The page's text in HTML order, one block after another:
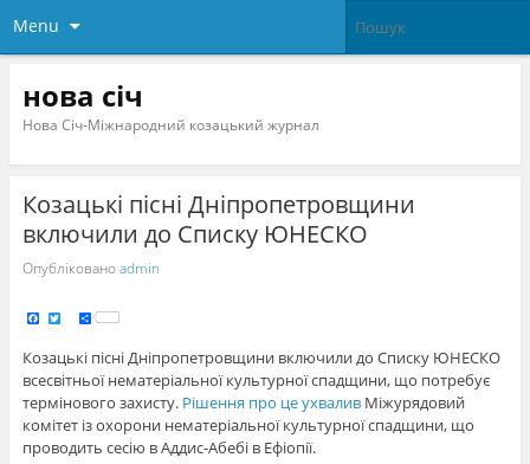
Menu
нова січ
Нова Січ-Міжнародний козацький журнал
Козацькі пісні Дніпропетровщини
включили до Списку ЮНЕСКО
Опублікованоadmin
Fa
e
b
o
o
k
Tw
t
t
e
r
S
h
r
e
Козацькі пісні Дніпропетровщини включили до Списку ЮНЕСКО
всесвітньої нематеріальної культурної спадщини, що потребує
термінового захисту. Рішення про це ухваливМіжурядовий
комітет із охорони нематеріальної культурної спадщини, що
проводить сесію в Аддис-Абебі в Ефіопії.